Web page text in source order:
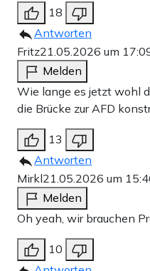
18
Antworten
Fritz21.05.2026 um
Melden
Wie lange es jetzt wohl
die Brücke zur AFD
13
Antworten
Mirkl21.05.2026 um
Melden
Oh yeah, wir brauchen
10